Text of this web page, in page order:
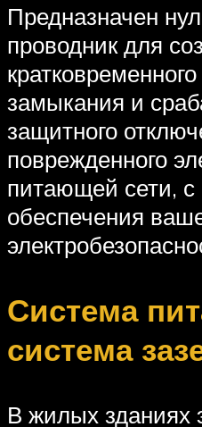
Предназначен
проводник для
кратковременного
замыкания и
защитного
поврежденного
питающей сети,
обеспечения
Система
система
В жилых зданиях